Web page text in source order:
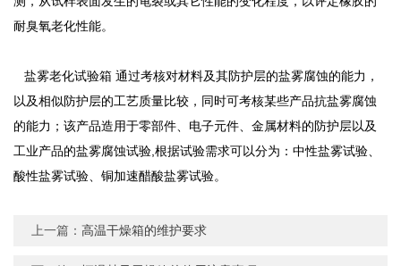
耐臭氧老化性能。
盐雾老化试验箱通过考核对材料及其防护层的盐雾腐蚀的能力，
以及相似防护层的工艺质量比较，同时可考核某些产品抗盐雾腐蚀
的能力；该产品造用于零部件、电子元件、金属材料的防护层以及
工业产品的盐雾腐蚀试验,根据试验需求可以分为：中性盐雾试验、
酸性盐雾试验、铜加速醋酸盐雾试验。
上一篇：高温干燥箱的维护要求